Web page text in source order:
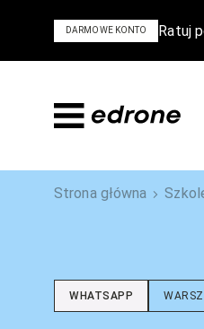
DARMOWE KONTO Ratuj
Poradniki i ebooki
Strona główna
WHATSAPP